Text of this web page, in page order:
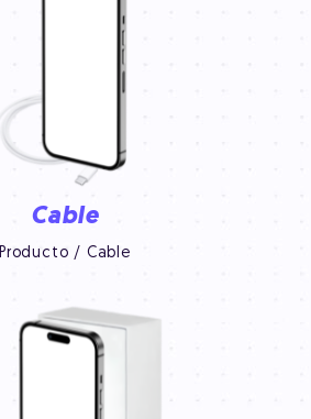
Cable
Producto / Cable